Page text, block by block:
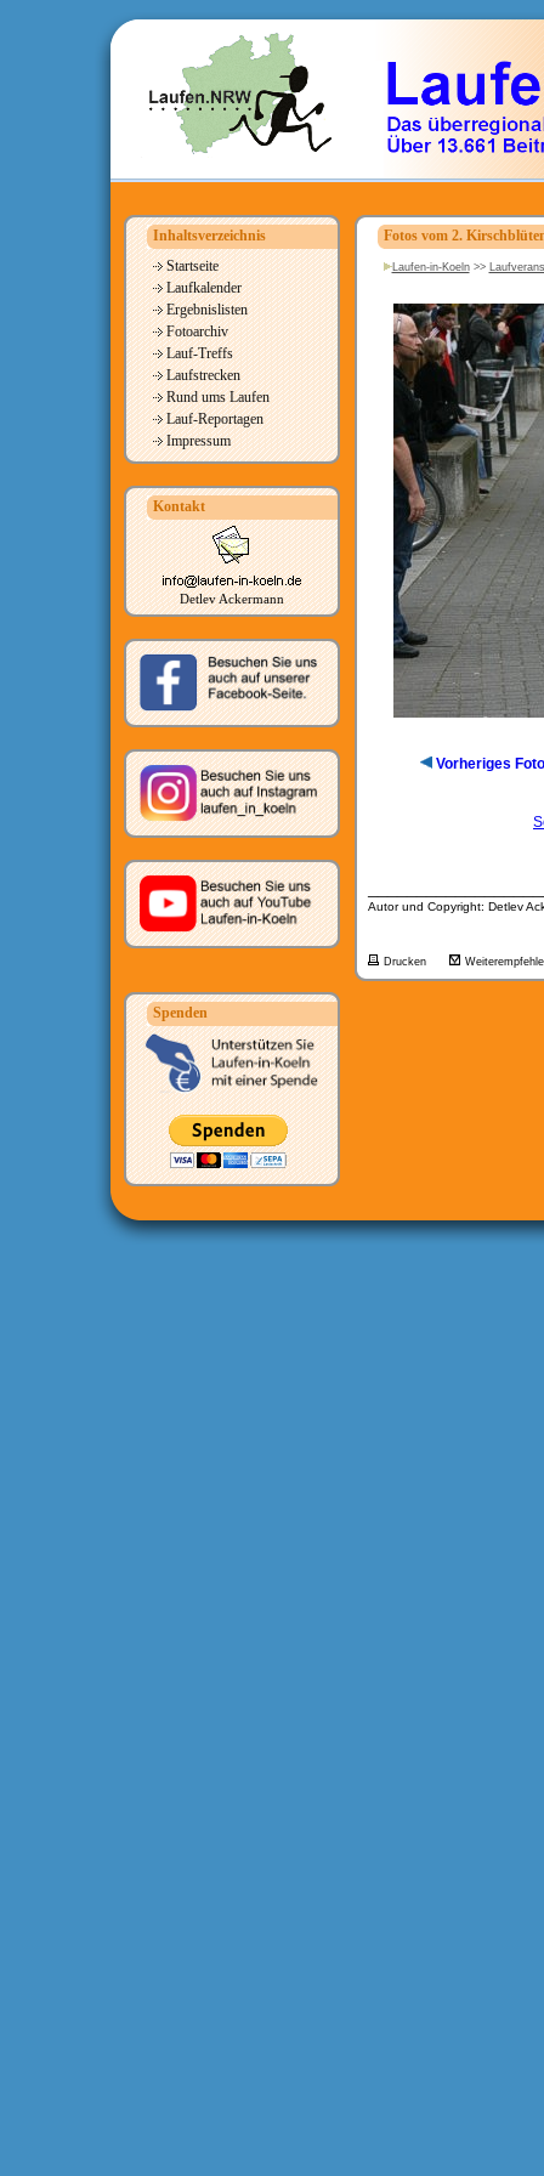
Inhaltsverzeichnis
Startseite
Laufkalender
Ergebnislisten
Fotoarchiv
Lauf-Treffs
Laufstrecken
Rund ums Laufen
Lauf-Reportagen
Impressum
Kontakt
Detlev Ackermann
Spenden
Fotos vom 2.
Laufen-in-Koeln>>
Vorheriges Foto
Autor und Copyright: Detlev
Drucken